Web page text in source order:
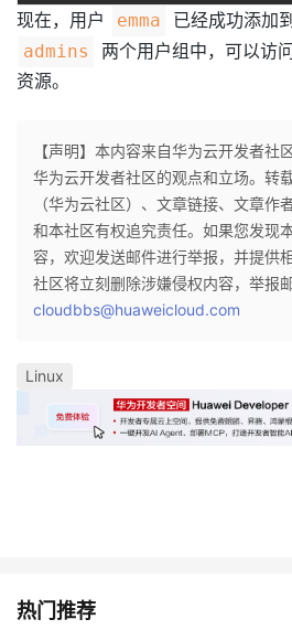
现在，用户 emma 已经成功添加
admins
两个用户组中，可以访
资源。
【声明】本内容来自华为云开发者社
华为云开发者社区的观点和立场。转
（华为云社区）、文章链接、文章作
和本社区有权追究责任。如果您发现
容，欢迎发送邮件进行举报，并提供
社区将立刻删除涉嫌侵权内容，举报邮
cloudbbs@huaweicloud.com
Linux
热门推荐